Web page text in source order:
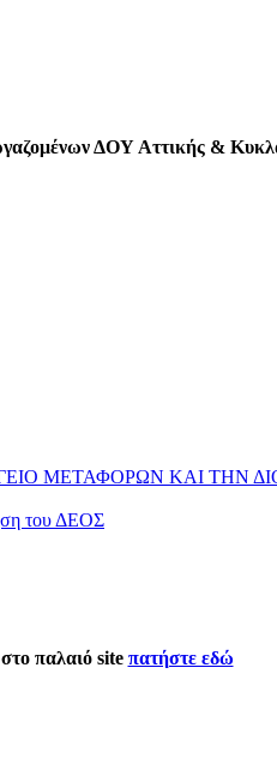
ΔΟΥ Αττικής &
ΜΕΤΑΦΟΡΩΝ ΚΑΙ ΤΗΝ
του ΔΕΟΣ
παλαιό site πατήστε εδώ